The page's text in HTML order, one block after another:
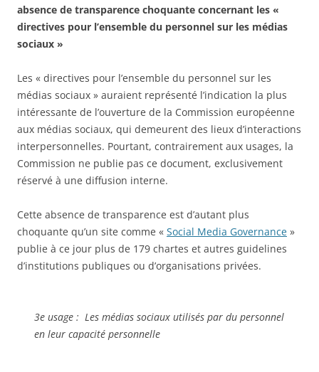
absence de transparence choquante concernant les «
directives pour l’ensemble du personnel sur les médias
sociaux »
Les « directives pour l’ensemble du personnel sur les
médias sociaux » auraient représenté l’indication la plus
intéressante de l’ouverture de la Commission européenne
aux médias sociaux, qui demeurent des lieux d’interactions
interpersonnelles. Pourtant, contrairement aux usages, la
Commission ne publie pas ce document, exclusivement
réservé à une diffusion interne.
Cette absence de transparence est d’autant plus
choquante qu’un site comme « Social Media Governance »
publie à ce jour plus de 179 chartes et autres guidelines
d’institutions publiques ou d’organisations privées.
3e usage : Les médias sociaux utilisés par du personnel
en leur capacité personnelle